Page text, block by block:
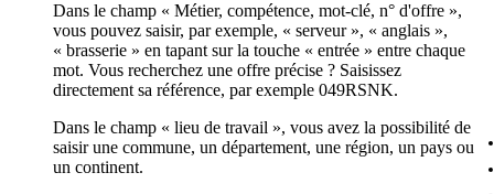
Dans le champ « Métier, compétence, mot-clé, n° d'offre »,
vous pouvez saisir, par exemple, « serveur », « anglais »,
« brasserie » en tapant sur la touche « entrée » entre chaque
mot. Vous recherchez une offre précise ? Saisissez
directement sa référence, par exemple 049RSNK.
Dans le champ « lieu de travail », vous avez la possibilité de
saisir une commune, un département, une région, un pays ou
un continent.